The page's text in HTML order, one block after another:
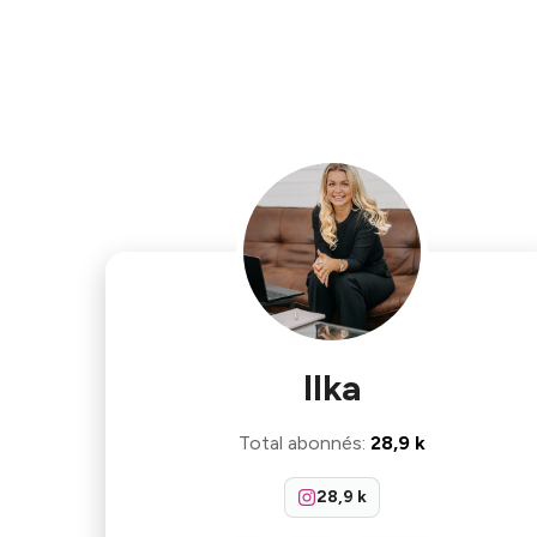
Ilka
Total abonnés: 28,9 k
28,9 k